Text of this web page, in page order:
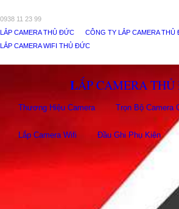
0938 11 23 99
LẮP CAMERA THỦ ĐỨC
CÔNG TY LẮP CAMERA THỦ
LẮP CAMERA WIFI THỦ ĐỨC
LẮP CAMERA
Thương Hiệu Camera Trọn Bộ Camera
Lắp Camera Wifi Đầu Ghi Phụ Kiên